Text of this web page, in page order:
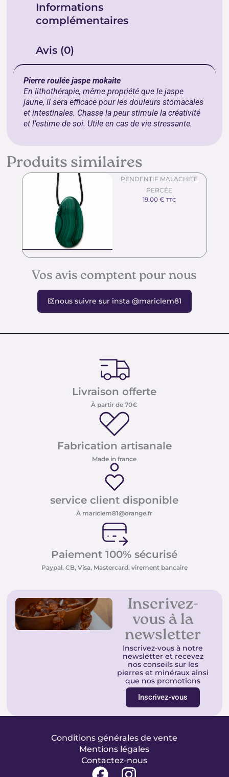
Informations
complémentaires
Avis (0)
Pierre roulée jaspe mokaite
En lithothérapie, même propriété que le jaspe
jaune, il sera efficace pour les douleurs stomacales
et intestinales. Chasse la peur stimule la créativité
et l’estime de soi. Utile en cas de vie stressante.
Produits similaires
PENDENTIF MALACHITE
PERCÉE
19.00€ TTC
Vos avis comptent pour nous
nous suivre sur insta @mariclem81
Livraison offerte
À partir de 70€
Fabrication artisanale
Made in france
service client disponible
À mariclem81@orange.fr
Paiement 100% sécurisé
Paypal, CB, Visa, Mastercard, virement bancaire
Inscrivez-
vous à la
newsletter
Inscrivez-vous à notre
newsletter et recevez
nos conseils sur les
pierres et minéraux ainsi
que nos promotions
Inscrivez-vous
Conditions générales de vente
Mentions légales
Contactez-nous